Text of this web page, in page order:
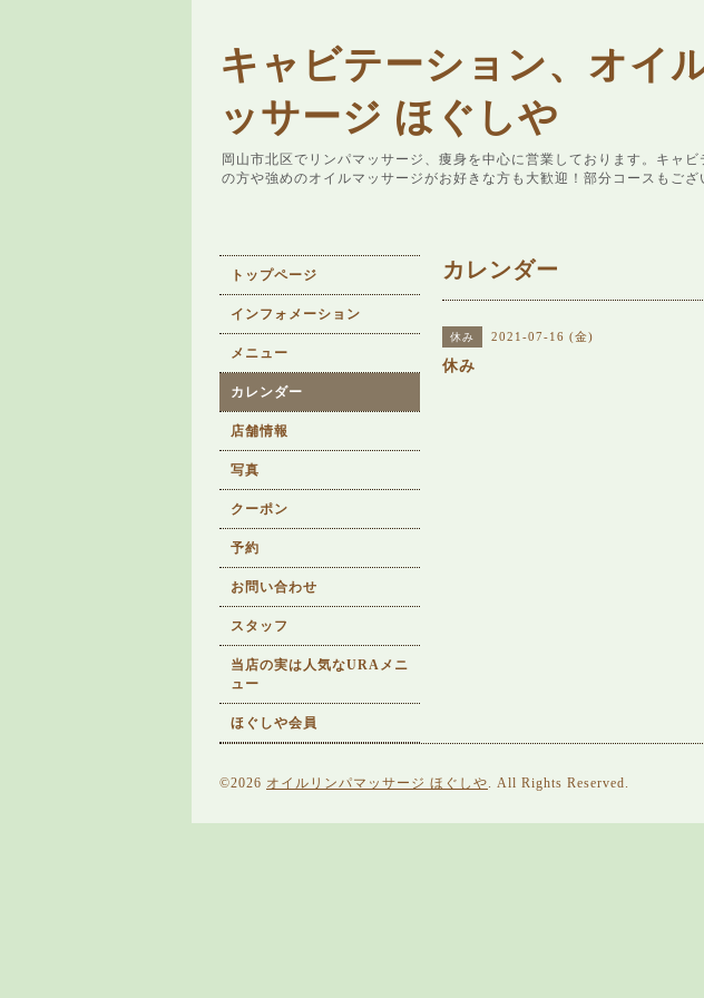
キャビテーション、オイ
ッサージ ほぐしや
岡山市北区でリンパマッサージ、痩身を中心に営業しております。キャ
の方や強めのオイルマッサージがお好きな方も大歓迎！部分コースもござ
カレンダー
休み 2021-07-16 (金)
休み
トップページ
インフォメーション
メニュー
カレンダー
店舗情報
写真
クーポン
予約
お問い合わせ
スタッフ
当店の実は人気なURAメニ
ュー
ほぐしや会員
©2026 オイルリンパマッサージ ほぐしや. All Rights Reserved.